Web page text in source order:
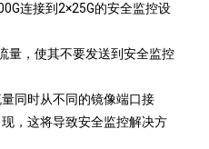
连接到2×25G的安全监控设
量，使其不要发送到安全监控
同时从不同的镜像端口接
，这将导致安全监控解决方